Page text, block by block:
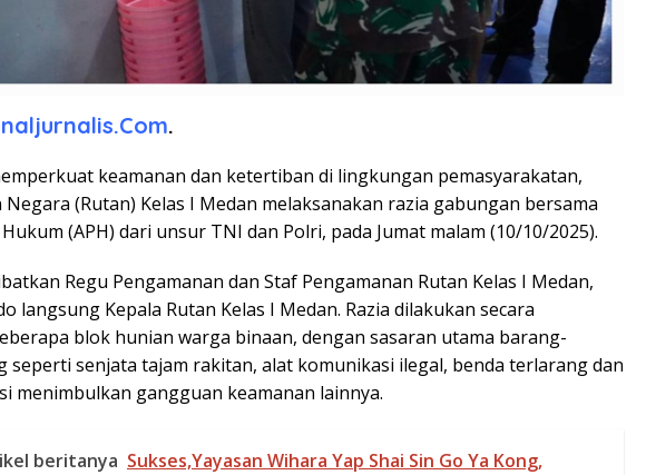
.
keamanan dan ketertiban di lingkungan pemasyarakatan,
Negara (Rutan) Kelas I Medan melaksanakan razia gabungan bersama
(APH) dari unsur TNI dan Polri, pada Jumat malam (10/10/2025).
Regu Pengamanan dan Staf Pengamanan Rutan Kelas I Medan,
langsung Kepala Rutan Kelas I Medan. Razia dilakukan secara
blok hunian warga binaan, dengan sasaran utama barang-
seperti senjata tajam rakitan, alat komunikasi ilegal, benda terlarang dan
menimbulkan gangguan keamanan lainnya.
beritanya Sukses,Yayasan Wihara Yap Shai Sin Go Ya Kong,